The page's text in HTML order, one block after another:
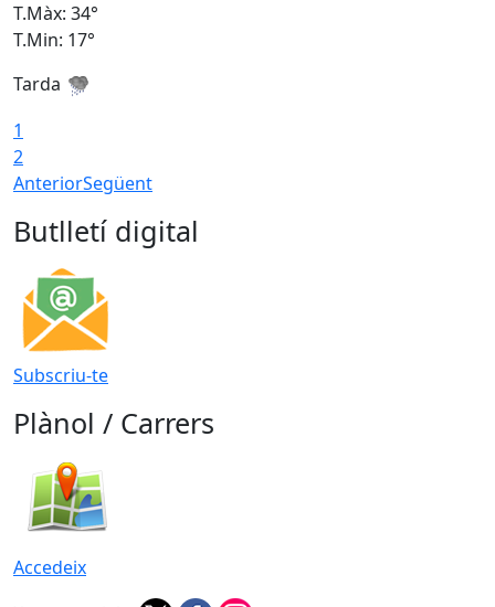
T.Màx: 34°
T.Min: 17°
Tarda
1
2
AnteriorSegüent
Butlletí digital
Subscriu-te
Plànol / Carrers
Accedeix